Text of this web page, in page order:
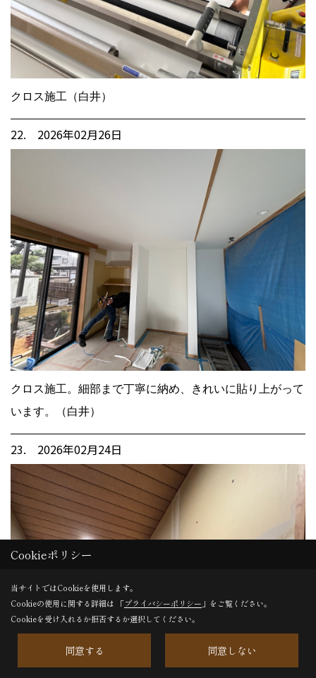
クロス施工（白井）
22. 2026年02月26日
クロス施工。細部まで丁寧に納め、きれいに貼り上がって
います。（白井）
23. 2026年02月24日
Cookieポリシー
当サイトではCookieを使用します。
Cookieの使用に関する詳細は 「プライバシーポリシー 」をご覧ください。
Cookieを受け入れるか拒否するか選択してください。
同意する 同意しない